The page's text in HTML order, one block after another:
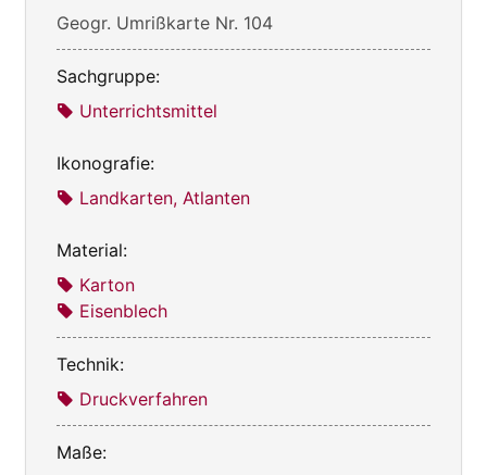
Geogr. Umrißkarte Nr. 104
Sachgruppe:
Unterrichtsmittel
Ikonografie:
Landkarten, Atlanten
Material:
Karton
Eisenblech
Technik:
Druckverfahren
Maße: